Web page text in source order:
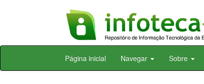
Skip
Página inicial Navegar Sobre